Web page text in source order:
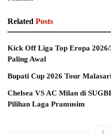
Related Posts
Kick Off Liga Top Eropa
Paling Awal
Bupati Cup 2026 Tour
Chelsea VS AC Milan di
Pilihan Laga Pramusim